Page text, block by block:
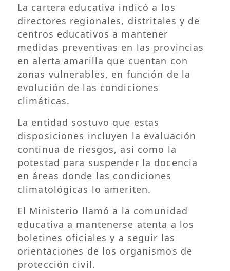
La cartera educativa indicó a los
directores regionales, distritales y de
centros educativos a mantener
medidas preventivas en las provincias
en alerta amarilla que cuentan con
zonas vulnerables, en función de la
evolución de las condiciones
climáticas.
La entidad sostuvo que estas
disposiciones incluyen la evaluación
continua de riesgos, así como la
potestad para suspender la docencia
en áreas donde las condiciones
climatológicas lo ameriten.
El Ministerio llamó a la comunidad
educativa a mantenerse atenta a los
boletines oficiales y a seguir las
orientaciones de los organismos de
protección civil.